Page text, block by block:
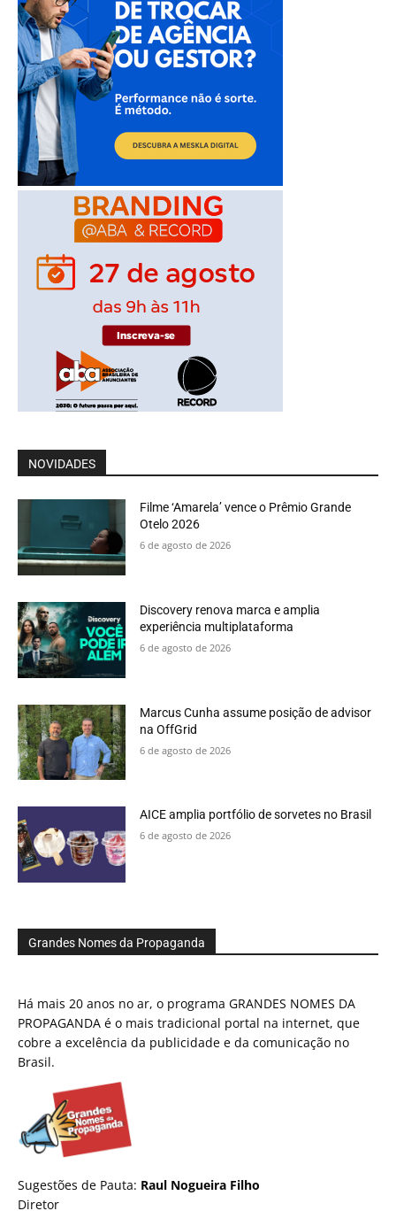
NOVIDADES
Filme ‘Amarela’ vence o Prêmio Grande
Otelo 2026
6 de agosto de 2026
Discovery renova marca e amplia
experiência multiplataforma
6 de agosto de 2026
Marcus Cunha assume posição de advisor
na OffGrid
6 de agosto de 2026
AICE amplia portfólio de sorvetes no Brasil
6 de agosto de 2026
Grandes Nomes da Propaganda
Há mais 20 anos no ar, o programa GRANDES NOMES DA
PROPAGANDA é o mais tradicional portal na internet, que
cobre a excelência da publicidade e da comunicação no
Brasil.
Sugestões de Pauta: Raul Nogueira Filho
Diretor